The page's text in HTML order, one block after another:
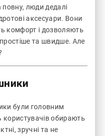
люди дедалі
аксесуари. Вони
комфорт і дозволяють
та швидше. Але
були головним
користувачів обирають
зручні та не